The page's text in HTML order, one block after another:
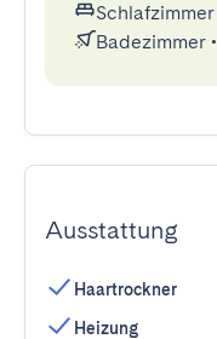
Schlafzimmer
Badezimmer •
Ausstattung
Haartrockner
Heizung